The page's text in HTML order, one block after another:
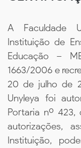
A Faculdade
Instituição de
Educação –
1663/2006 e
20 de julho de
Unyleya foi
Portaria nº
autorizações,
Instituição,